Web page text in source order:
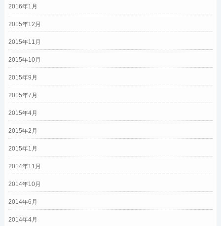
2016年1月
2015年12月
2015年11月
2015年10月
2015年9月
2015年7月
2015年4月
2015年2月
2015年1月
2014年11月
2014年10月
2014年6月
2014年4月